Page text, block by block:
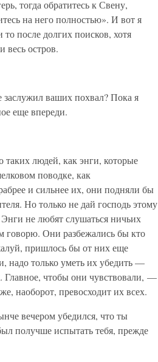
тогда обратитесь к Свену,
на него полностью». И вот я
после долгих поисков, хотя
весь остров.
ваших похвал? Пока я
еще впереди.
людей, как энги, которые
поводке, как
и сильнее их, они подняли бы
Но только не дай господь этому
Энги не любят слушаться ничьих
говорю. Они разбежались бы кто
пришлось бы от них еще
надо только уметь их убедить —
Главное, чтобы они чувствовали, —
наоборот, превосходит их всех.
вечером убедился, что ты
получше испытать тебя, прежде